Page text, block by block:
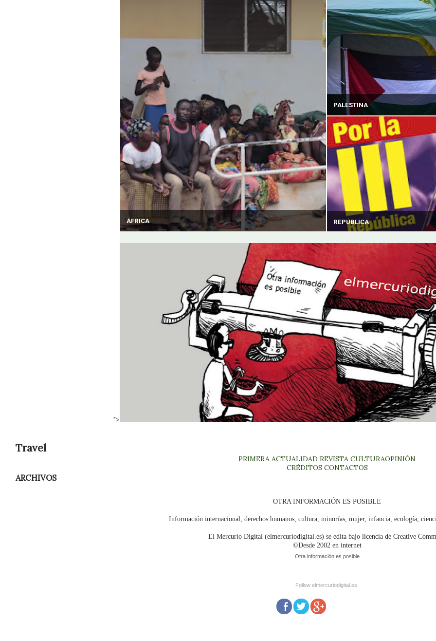
ÁFRICA
PALESTINA
REPÚBLICA
">
Travel
PRIMERA ACTUALIDAD REVISTA CULTURAOPINIÓN
CRÉDITOSCONTACTOS
ARCHIVOS
OTRA INFORMACIÓN ES POSIBLE
Información internacional, derechos humanos, cultura, minorías, mujer, infancia, ecología,
El Mercurio Digital (elmercuriodigital.es) se edita bajo licencia de Creative
©Desde 2002 en internet
Otra información es posible
Follow elmercuriodigital.es: